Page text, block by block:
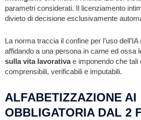
parametri considerati. Il licenziamento
divieto di decisione esclusivamente
La norma traccia il confine per l’uso
affidando a una persona in carne ed ossa
sulla vita lavorativae imponendo che tali
comprensibili, verificabili e imputabili.
ALFABETIZZAZIONE AI
OBBLIGATORIA DAL 2